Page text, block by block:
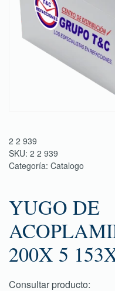
2 2 939
SKU: 2 2 939
Categoría: Catalogo
YUGO DE
200X 5
Consultar producto: